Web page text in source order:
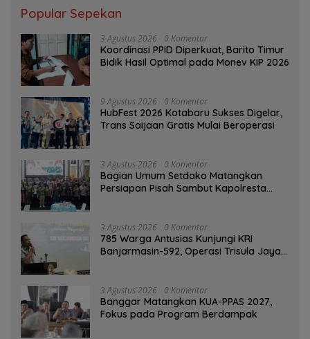
Popular Sepekan
3 Agustus 2026 0 Komentar
Koordinasi PPID Diperkuat, Barito Timur
Bidik Hasil Optimal pada Monev KIP 2026
9 Agustus 2026 0 Komentar
HubFest 2026 Kotabaru Sukses Digelar,
Trans Saijaan Gratis Mulai Beroperasi
3 Agustus 2026 0 Komentar
Bagian Umum Setdako Matangkan
Persiapan Pisah Sambut Kapolresta
3 Agustus 2026 0 Komentar
785 Warga Antusias Kunjungi KRI
Banjarmasin-592, Operasi Trisula Jaya
3 Agustus 2026 0 Komentar
‎Banggar Matangkan KUA-PPAS 2027,
Fokus pada Program Berdampak